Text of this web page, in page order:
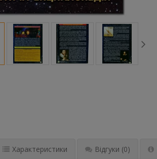
Характеристики Відгуки (0)